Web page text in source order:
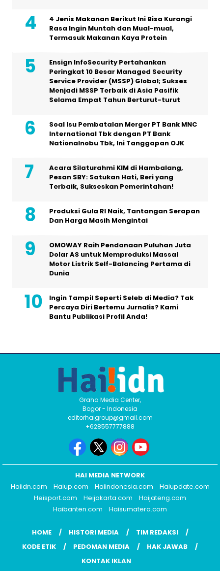
4 Jenis Makanan Berikut Ini Bisa Kurangi
Rasa Ingin Muntah dan Mual-mual,
Termasuk Makanan Kaya Protein
Ensign InfoSecurity Pertahankan
Peringkat 10 Besar Managed Security
Service Provider (MSSP) Global; Sukses
Menjadi MSSP Terbaik di Asia Pasifik
Selama Empat Tahun Berturut-turut
Soal Isu Pembatalan Merger PT Bank MNC
International Tbk dengan PT Bank
Nationalnobu Tbk, Ini Tanggapan OJK
Acara Silaturahmi KIM di Hambalang,
Pesan SBY: Satukan Hati, Beri yang
Terbaik, Sukseskan Pemerintahan!
Produksi Gula RI Naik, Tantangan Serapan
Dan Harga Masih Mengintai
OMOWAY Raih Pendanaan Puluhan Juta
Dolar AS untuk Memproduksi Massal
Motor Listrik Self-Balancing Pertama di
Dunia
Ingin Tampil Seperti Seleb di Media? Tak
Percaya Diri Bertemu Jurnalis? Kami
Bantu Publikasi Profil Anda!
Graha Media Center,
Bogor - Indonesia
editorhaigroup@gmail.com
+628557777888
HAI MEDIA NETWORK
Haiidn.com
Haiup.com Haiindonesia.com
Haiupdate.com
Heisport.com
Heijakarta.com
Haijateng.com
Haibanten.com
Haisumatera.com
HOME HISTORI MEDIA
TIM REDAKSI
KODE ETIK
PEDOMAN MEDIA
HAK JAWAB
KONTAK IKLAN